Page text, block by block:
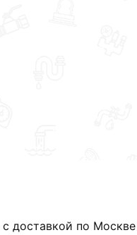
доставкой по